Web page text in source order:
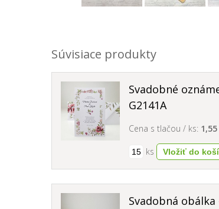
Súvisiace produkty
Svadobné
G2141A
Cena s tlačou / ks:
ks
Svadobná obálka